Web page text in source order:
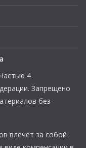
4
Запрещено
без
влечет за собой